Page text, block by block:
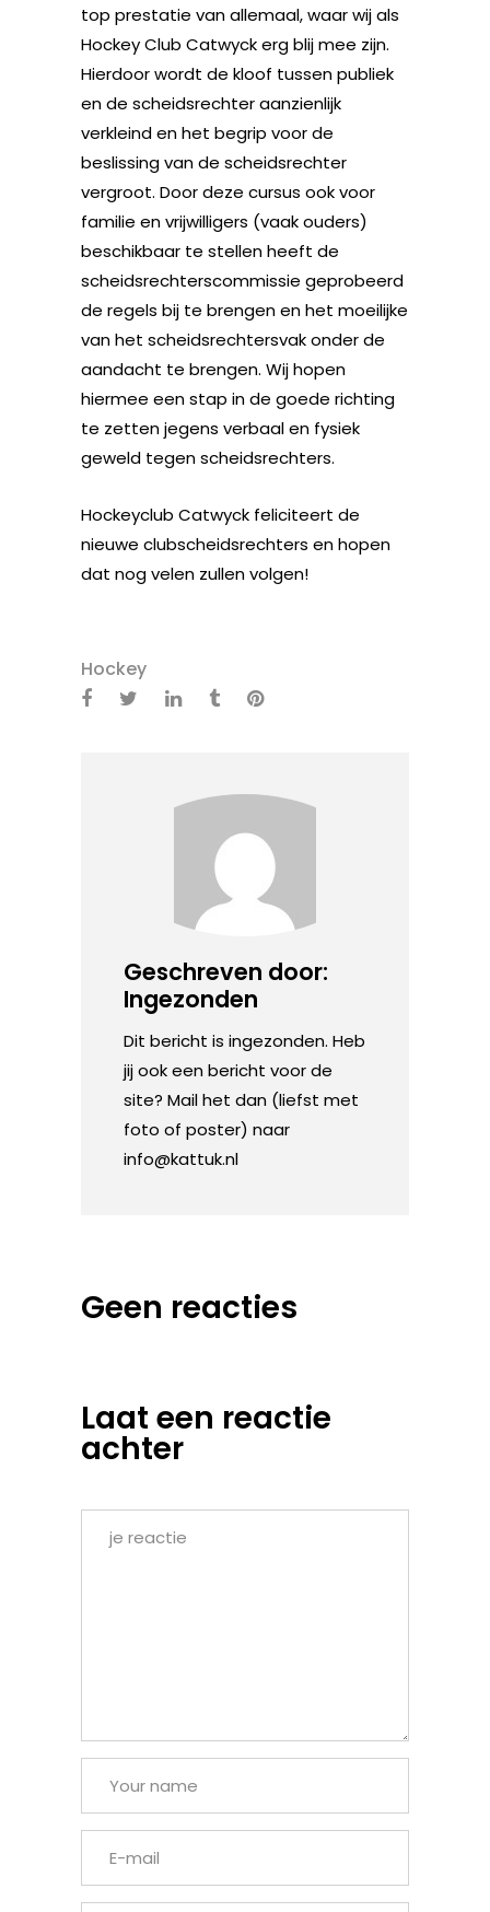
top prestatie van allemaal, waar wij als
Hockey Club Catwyck erg blij mee zijn.
Hierdoor wordt de kloof tussen publiek
en de scheidsrechter aanzienlijk
verkleind en het begrip voor de
beslissing van de scheidsrechter
vergroot. Door deze cursus ook voor
familie en vrijwilligers (vaak ouders)
beschikbaar te stellen heeft de
scheidsrechterscommissie geprobeerd
de regels bij te brengen en het moeilijke
van het scheidsrechtersvak onder de
aandacht te brengen. Wij hopen
hiermee een stap in de goede richting
te zetten jegens verbaal en fysiek
geweld tegen scheidsrechters.
Hockeyclub Catwyck feliciteert de
nieuwe clubscheidsrechters en hopen
dat nog velen zullen volgen!
Hockey
Geschreven door:
Ingezonden
Dit bericht is ingezonden. Heb
jij ook een bericht voor de
site? Mail het dan (liefst met
foto of poster) naar
info@kattuk.nl
Geen reacties
Laat een reactie
achter